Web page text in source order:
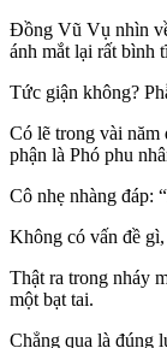
Đồng Vũ Vụ nhìn
ánh mắt lại rất bình
Tức giận không?
Có lẽ trong vài năm
phận là Phó phu
Cô nhẹ nhàng đáp:
Không có vấn đề
Thật ra trong nháy
một bạt tai.
Chẳng qua là đúng